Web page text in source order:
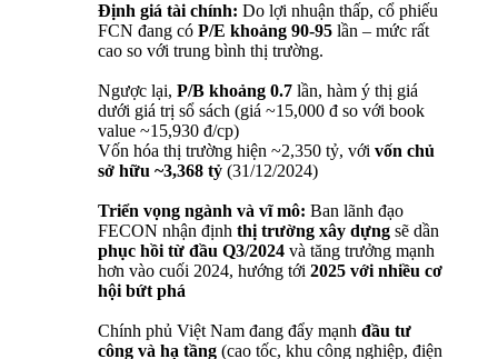
Định giá tài chính: Do lợi nhuận thấp, cổ phiếu
FCN đang có P/E khoảng 90-95 lần – mức rất
cao so với trung bình thị trường.
Ngược lại, P/B khoảng 0.7 lần, hàm ý thị giá
dưới giá trị sổ sách (giá ~15,000 đ so với book
value ~15,930 đ/cp)
Vốn hóa thị trường hiện ~2,350 tỷ, với vốn chủ
sở hữu ~3,368 tỷ (31/12/2024)
Triển vọng ngành và vĩ mô: Ban lãnh đạo
FECON nhận định thị trường xây dựng sẽ dần
phục hồi từ đầu Q3/2024 và tăng trưởng mạnh
hơn vào cuối 2024, hướng tới 2025 với nhiều cơ
hội bứt phá
Chính phủ Việt Nam đang đẩy mạnh đầu tư
công và hạ tầng (cao tốc, khu công nghiệp, điện